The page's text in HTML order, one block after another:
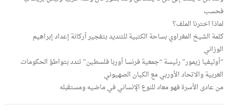
فحسب
لماذا اخترنا الملف؟
كلمة الشيخ المغراوي بساحة الكتبية للتنديد بتفجير أركانة إعداد إبراهيم
الوزاني
“أوليفيا زيمور” رئيسة “جمعية فرنسا أوربا فلسطين” تندد بتواطؤ الحكومات
العربية والاتحاد الأوربي مع الكيان الصهيوني
من عادى الأسرة فهو معاد للنوع الإنساني في ماضيه ومستقبله